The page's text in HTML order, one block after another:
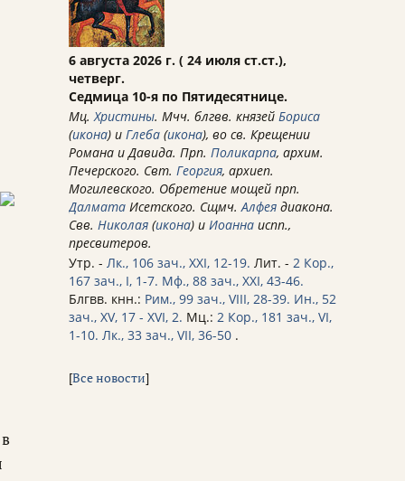
6 августа 2026 г. ( 24 июля ст.ст.),
четверг.
Седмица 10-я по Пятидесятнице.
Мц.Христины. Мчч. блгвв. князей Бориса
(икона) и Глеба (икона), во св. Крещении
Романа и Давида. Прп. Поликарпа, архим.
Печерского. Свт. Георгия, архиеп.
Могилевского. Обретение мощей прп.
Далмата Исетского. Сщмч.Алфея диакона.
Свв. Николая (икона) и Иоанна испп.,
пресвитеров.
Утр. - Лк., 106 зач., XXI, 12-19. Лит. - 2 Кор.,
167 зач., I, 1-7. Мф., 88 зач., XXI, 43-46.
Блгвв. кнн.: Рим., 99 зач., VIII, 28-39. Ин., 52
зач., XV, 17 - XVI, 2. Мц.: 2 Кор., 181 зач., VI,
1-10. Лк., 33 зач., VII, 36-50 .
[Все новости]